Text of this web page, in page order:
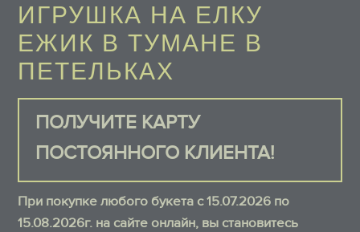
ИГРУШКА НА ЕЛКУ
ЕЖИК В ТУМАНЕ В
ПЕТЕЛЬКАХ
ПОЛУЧИТЕ КАРТУ
ПОСТОЯННОГО КЛИЕНТА!
При покупке любого букета с 15.07.2026 по
15.08.2026г. на сайте онлайн, вы становитесь